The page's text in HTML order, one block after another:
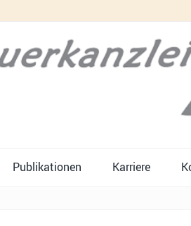
Publikationen Karriere